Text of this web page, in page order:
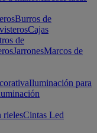
Burros de
Cajas
de
JarronesMarcos de
Iluminación para
rielesCintas Led